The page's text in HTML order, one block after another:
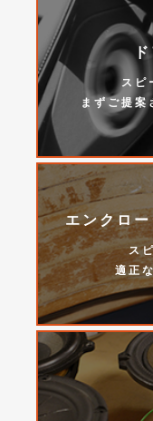
スピ
まずご提案
エンクロ
ス
適正